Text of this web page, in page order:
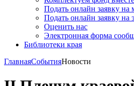
Подать онлайн заявку на
Подать онлайн заявку на
Оценить нас
Электронная форма
Библиотеки края
ГлавнаяСобытияНовости